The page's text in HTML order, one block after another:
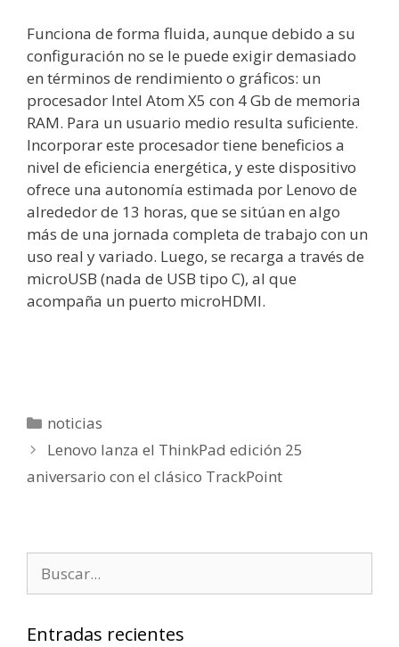
Funciona de forma fluida, aunque debido a su
configuración no se le puede exigir demasiado
en términos de rendimiento o gráficos: un
procesador Intel Atom X5 con 4 Gb de memoria
RAM. Para un usuario medio resulta suficiente.
Incorporar este procesador tiene beneficios a
nivel de eficiencia energética, y este dispositivo
ofrece una autonomía estimada por Lenovo de
alrededor de 13 horas, que se sitúan en algo
más de una jornada completa de trabajo con un
uso real y variado. Luego, se recarga a través de
microUSB (nada de USB tipo C), al que
acompaña un puerto microHDMI.
noticias
Lenovo lanza el ThinkPad edición 25
aniversario con el clásico TrackPoint
Entradas recientes